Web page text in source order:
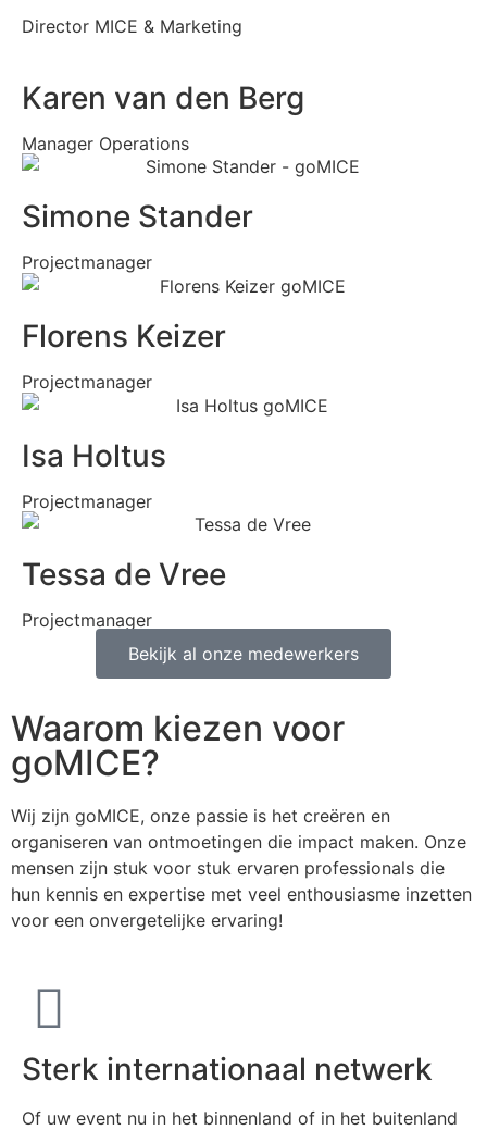
Director MICE & Marketing
Karen van den Berg
Manager Operations​
Simone Stander
Projectmanager
Florens Keizer
Projectmanager
Isa Holtus
Projectmanager
Tessa de Vree
Projectmanager
Bekijk al onze medewerkers
Waarom kiezen voor
goMICE?
Wij zijn goMICE, onze passie is het creëren en
organiseren van ontmoetingen die impact maken. Onze
mensen zijn stuk voor stuk ervaren professionals die
hun kennis en expertise met veel enthousiasme inzetten
voor een onvergetelijke ervaring!
Sterk internationaal netwerk
Of uw event nu in het binnenland of in het buitenland